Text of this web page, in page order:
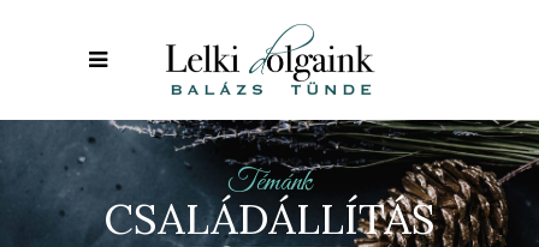
Témánk
CSALÁDÁLLÍTÁS